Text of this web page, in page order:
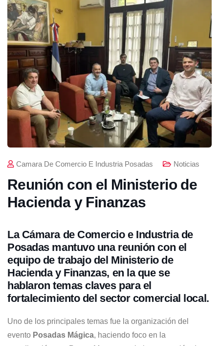
Camara De Comercio E Industria Posadas Noticias
Reunión con el Ministerio de
Hacienda y Finanzas
La Cámara de Comercio e Industria de
Posadas mantuvo una reunión con el
equipo de trabajo del Ministerio de
Hacienda y Finanzas, en la que se
hablaron temas claves para el
fortalecimiento del sector comercial local.
Uno de los principales temas fue la organización del
evento Posadas Mágica, haciendo foco en la